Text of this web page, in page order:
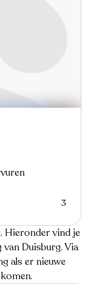
3
Hieronder vind je
Duisburg. Via
als er nieuwe